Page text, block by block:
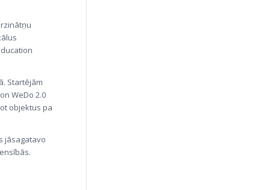
Startējām
WeDo 2.0
objektus pa
jāsagatavo